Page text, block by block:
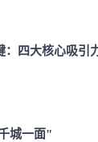
：四大核心吸引
城一面"